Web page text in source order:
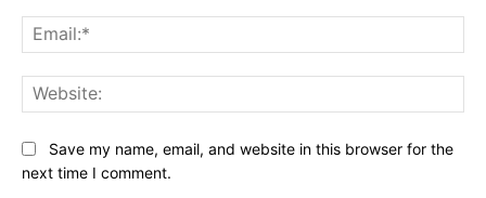
Save my name, email, and website in this browser for the
next time I comment.